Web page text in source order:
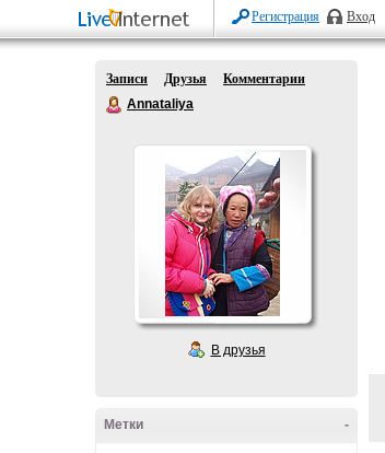
Регистрация Вход
Записи Друзья
Комментарии
Annataliya
В друзья
-
Метки